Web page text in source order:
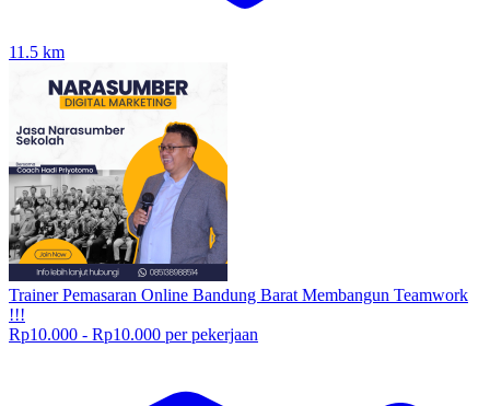
11.5 km
Trainer Pemasaran Online Bandung Barat Membangun Teamwork
!!!
Rp10.000 - Rp10.000 per pekerjaan